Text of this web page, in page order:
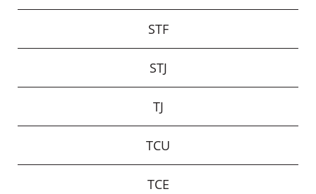
STF
STJ
TJ
TCU
TCE